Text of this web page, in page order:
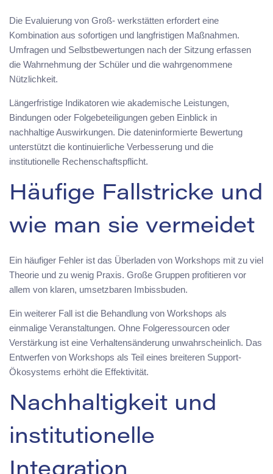
Die Evaluierung von Groß- werkstätten erfordert eine
Kombination aus sofortigen und langfristigen Maßnahmen.
Umfragen und Selbstbewertungen nach der Sitzung erfassen
die Wahrnehmung der Schüler und die wahrgenommene
Nützlichkeit.
Längerfristige Indikatoren wie akademische Leistungen,
Bindungen oder Folgebeteiligungen geben Einblick in
nachhaltige Auswirkungen. Die dateninformierte Bewertung
unterstützt die kontinuierliche Verbesserung und die
institutionelle Rechenschaftspflicht.
Häufige Fallstricke und
wie man sie vermeidet
Ein häufiger Fehler ist das Überladen von Workshops mit zu viel
Theorie und zu wenig Praxis. Große Gruppen profitieren vor
allem von klaren, umsetzbaren Imbissbuden.
Ein weiterer Fall ist die Behandlung von Workshops als
einmalige Veranstaltungen. Ohne Folgeressourcen oder
Verstärkung ist eine Verhaltensänderung unwahrscheinlich. Das
Entwerfen von Workshops als Teil eines breiteren Support-
Ökosystems erhöht die Effektivität.
Nachhaltigkeit und
institutionelle